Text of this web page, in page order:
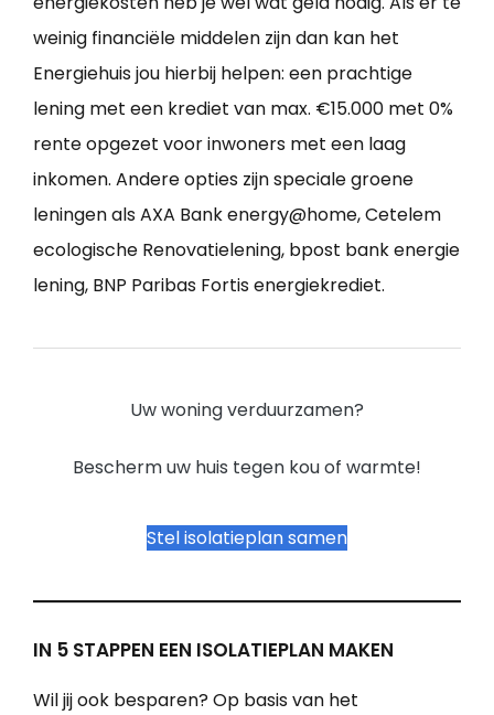
weinig financiële middelen zijn dan kan het
Energiehuis jou hierbij helpen: een prachtige
lening met een krediet van max. €15.000 met 0%
rente opgezet voor inwoners met een laag
inkomen. Andere opties zijn speciale groene
leningen als AXA Bank energy@home, Cetelem
ecologische Renovatielening, bpost bank energie
lening, BNP Paribas Fortis energiekrediet.
Uw woning verduurzamen?
Bescherm uw huis tegen kou of warmte!
Stel isolatieplan samen
IN 5 STAPPEN EEN ISOLATIEPLAN MAKEN
Wil jij ook besparen? Op basis van het